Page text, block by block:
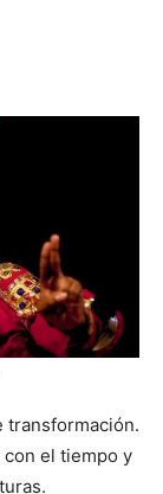
transformación.
el tiempo y